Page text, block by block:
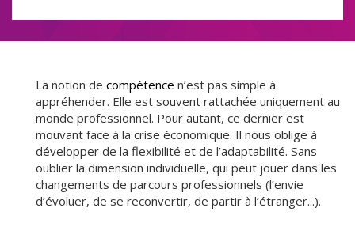
La notion de compétence n’est pas simple à
appréhender. Elle est souvent rattachée uniquement au
monde professionnel. Pour autant, ce dernier est
mouvant face à la crise économique. Il nous oblige à
développer de la flexibilité et de l’adaptabilité. Sans
oublier la dimension individuelle, qui peut jouer dans les
changements de parcours professionnels (l’envie
d’évoluer, de se reconvertir, de partir à l’étranger...).